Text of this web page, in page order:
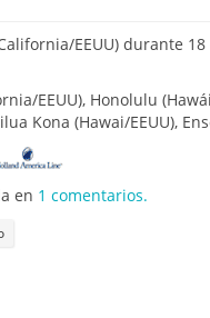
EEUU) durante
EEUU), Honolulu
Kona (Hawai/EEUU),
en 1 comentarios.